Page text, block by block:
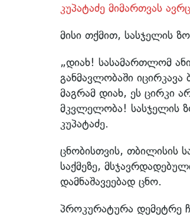
კუპატაძე მიმართვას
მისი თქმით, სასჯელის
„დიახ! სასამართლომ
განმავლობაში
მაგრამ დიახ, ეს ცირკი
მკვლელობა! სასჯელის
კუპატაძე.
ცნობისთვის, თბილისის
საქმეზე,
დამნაშავეებად ცნო.
პროკურატურა დემეტრე